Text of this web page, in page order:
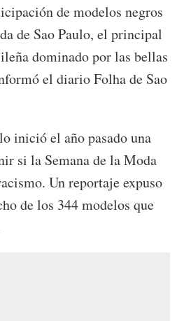
de modelos negros
de Sao Paulo, el principal
dominado por las bellas
el diario Folha de Sao
inició el año pasado una
si la Semana de la Moda
Un reportaje expuso
de los 344 modelos que